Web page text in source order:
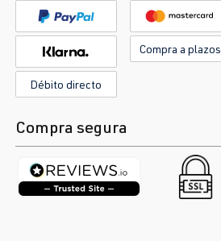
Compra a plazos
Débito directo
Compra segura